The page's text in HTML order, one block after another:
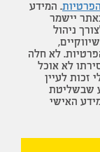
. המידע
יישמר
ניהול
לא חלה
לא אוכל
לעיין
שבשליטת
האישי